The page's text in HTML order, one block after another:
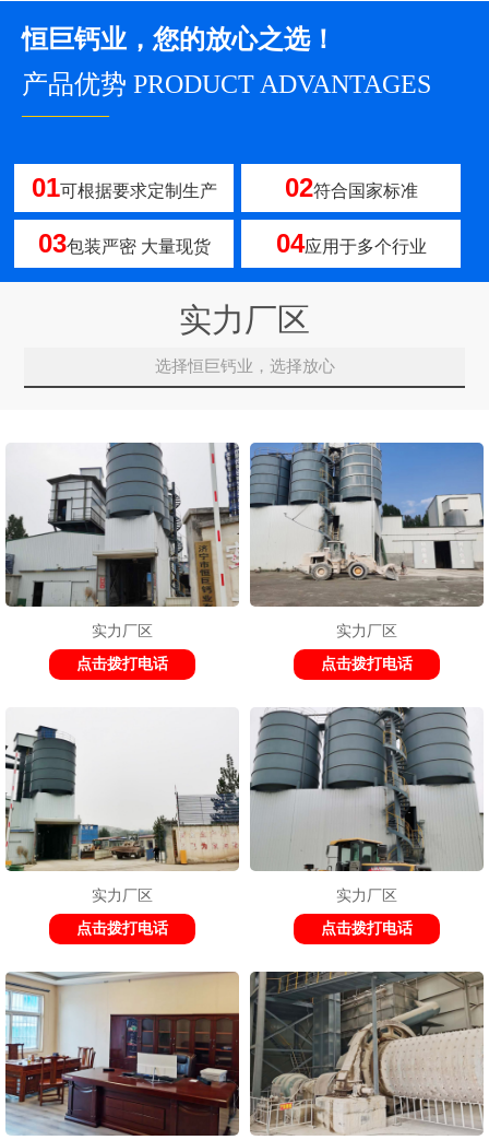
恒巨钙业，您的放心之选！
产品优势 PRODUCT ADVANTAGES
————
01可根据要求定制生产 02符合国家标准
03包装严密 大量现货 04应用于多个行业
实力厂区
选择恒巨钙业，选择放心
实力厂区
点击拨打电话
实力厂区
点击拨打电话
实力厂区
点击拨打电话
实力厂区
点击拨打电话